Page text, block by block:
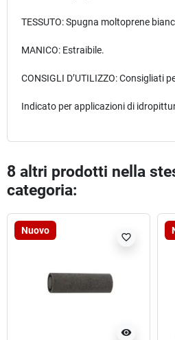
TESSUTO: Spugna moltoprene
MANICO: Estraibile.
CONSIGLI D’UTILIZZO: Consigliati
Indicato per applicazioni di
8 altri prodotti nella
categoria:
Nuovo
visibility
favorite_border